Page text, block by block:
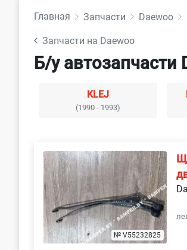
Главная Запчасти Daewoo
Запчасти на Daewoo
Б/у автозапчасти
KLEJ
(1990 - 1993)
№ V55232825